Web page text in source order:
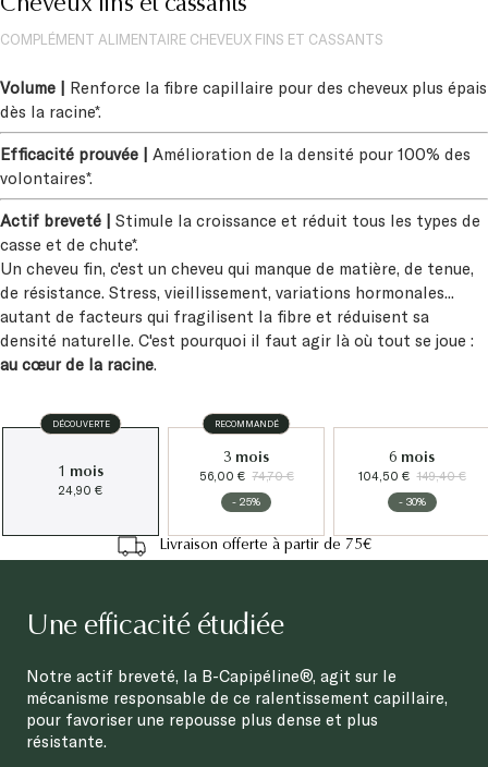
Cheveux fins et cassants
COMPLÉMENT ALIMENTAIRE CHEVEUX FINS ET CASSANTS
Volume | Renforce la fibre capillaire pour des cheveux plus épais
dès la racine*.
Efficacité prouvée | Amélioration de la densité pour 100% des
volontaires*.
Actif breveté | Stimule la croissance et réduit tous les types de
casse et de chute*.
Un cheveu fin, c'est un cheveu qui manque de matière, de tenue,
de résistance. Stress, vieillissement, variations hormonales...
autant de facteurs qui fragilisent la fibre et réduisent sa
densité naturelle. C'est pourquoi il faut agir là où tout se joue :
au cœur de la racine.
DÉCOUVERTE
1 mois
24,90 €
RECOMMANDÉ
- 25%
3 mois
56,00 € 74,70 €
- 30%
6 mois
104,50 € 149,40 €
Livraison offerte à partir de 75€
Une efficacité étudiée
Notre actif breveté, la B-Capipéline®, agit sur le
mécanisme responsable de ce ralentissement capillaire,
pour favoriser une repousse plus dense et plus
résistante.